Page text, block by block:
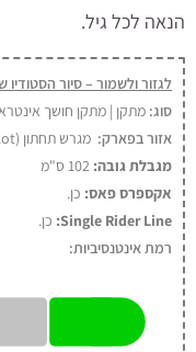
הנאה לכל גיל.
לגזור ולשמור – סיור הסטודיו
סוג: מתקן | מתקן חושך
אזור בפארק: מגרש תחתון (Lower Lot).
מגבלת גובה: 102 ס"מ
אקספרס פאס: כן.
Single Rider Line: כן.
רמת אינטנסיביות: